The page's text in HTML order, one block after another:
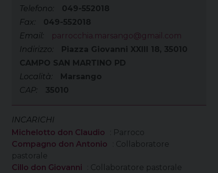
Telefono:
049-552018
Fax:
049-552018
Email:
parrocchia.marsango@gmail.com
Indirizzo:
Piazza Giovanni XXIII 18, 35010
CAMPO SAN MARTINO PD
Località:
Marsango
CAP:
35010
INCARICHI
Michelotto don Claudio
: Parroco
Compagno don Antonio
: Collaboratore
pastorale
Cillo don Giovanni
: Collaboratore pastorale